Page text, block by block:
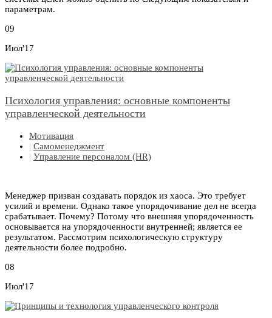
параметрам.
09
Июл'17
Психология управления: основные компоненты
управленческой деятельности
Мотивация
| Самоменеджмент
| Управление персоналом (HR)
Менеджер призван создавать порядок из хаоса. Это требует
усилий и времени. Однако такое упорядочивание дел не всегда
срабатывает. Почему? Потому что внешняя упорядоченность
основывается на упорядоченности внутренней; является ее
результатом. Рассмотрим психологическую структуру
деятельности более подробно.
08
Июл'17